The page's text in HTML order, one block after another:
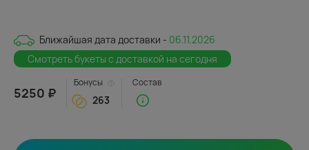
Ближайшая дата доставки - 06.11.2026
Смотреть букеты с доставкой на сегодня
5250 ₽
Бонусы
263
Состав